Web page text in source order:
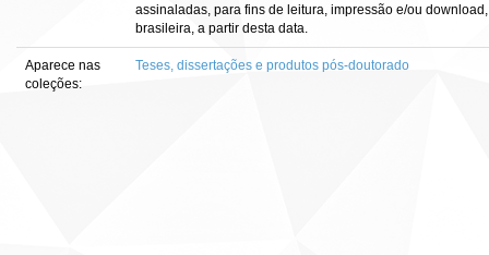
assinaladas, para fins de leitura, impressão e/ou
brasileira, a partir desta data.
Aparece nas
coleções:
Teses, dissertações e produtos pós-doutorado